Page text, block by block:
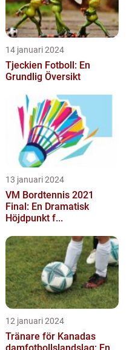
14 januari 2024
Tjeckien Fotboll: En
Grundlig Översikt
13 januari 2024
VM Bordtennis 2021
Final: En Dramatisk
Höjdpunkt f...
12 januari 2024
Tränare för Kanadas